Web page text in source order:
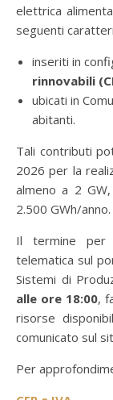
elettrica
seguenti
inseriti in
rinnovabili
ubicati in
abitanti.
Tali contributi
2026 per la
almeno a 2
2.500 GWh/anno.
Il termine per
telematica sul
Sistemi di
alle ore 18:00,
risorse
comunicato sul
Per